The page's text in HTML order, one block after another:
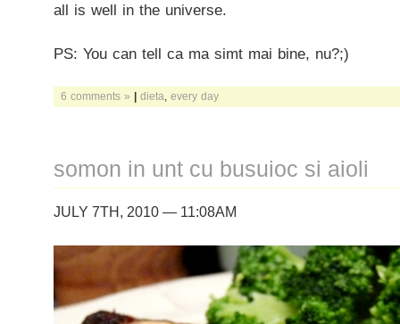
all is well in the universe.
PS: You can tell ca ma simt mai bine, nu?;)
6 comments » | dieta every day
somon in unt cu busuioc si aioli
JULY 7TH, 2010 — 11:08AM